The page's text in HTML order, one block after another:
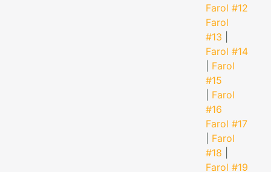
Farol #12
Farol
#13
Farol #14
Farol
#15
Farol
#16
Farol #17
Farol
#18
Farol #19